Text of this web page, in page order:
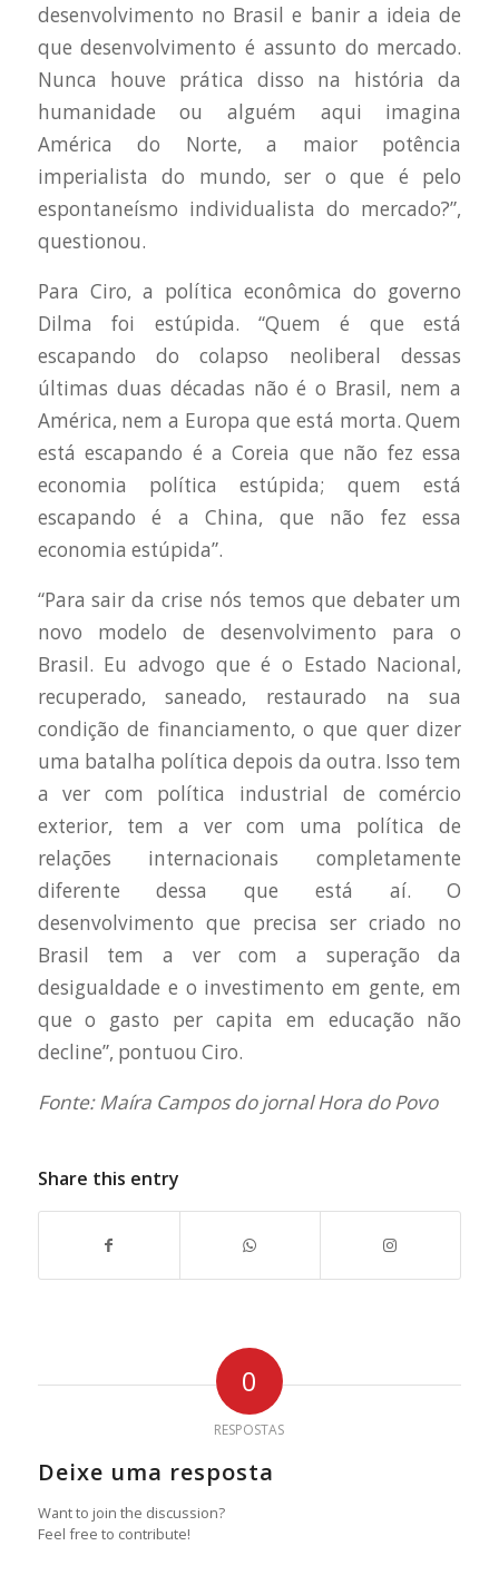
desenvolvimento no Brasil e banir a ideia de
que desenvolvimento é assunto do mercado.
Nunca houve prática disso na história da
humanidade ou alguém aqui imagina
América do Norte, a maior potência
imperialista do mundo, ser o que é pelo
espontaneísmo individualista do mercado?”,
questionou.
Para Ciro, a política econômica do governo
Dilma foi estúpida. “Quem é que está
escapando do colapso neoliberal dessas
últimas duas décadas não é o Brasil, nem a
América, nem a Europa que está morta. Quem
está escapando é a Coreia que não fez essa
economia política estúpida; quem está
escapando é a China, que não fez essa
economia estúpida”.
“Para sair da crise nós temos que debater um
novo modelo de desenvolvimento para o
Brasil. Eu advogo que é o Estado Nacional,
recuperado, saneado, restaurado na sua
condição de financiamento, o que quer dizer
uma batalha política depois da outra. Isso tem
a ver com política industrial de comércio
exterior, tem a ver com uma política de
relações internacionais completamente
diferente dessa que está aí. O
desenvolvimento que precisa ser criado no
Brasil tem a ver com a superação da
desigualdade e o investimento em gente, em
que o gasto per capita em educação não
decline”, pontuou Ciro.
Fonte: Maíra Campos do jornal Hora do Povo
Share this entry
0
RESPOSTAS
Deixe uma resposta
Want to join the discussion?
Feel free to contribute!